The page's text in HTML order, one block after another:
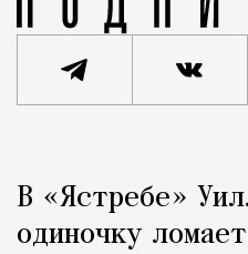
Город
В «Ястребе»
одиночку